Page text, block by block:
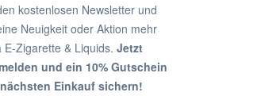
kostenlosen Newsletter und
Neuigkeit oder Aktion mehr
E-Zigarette & Liquids.Jetzt
und ein 10% Gutschein
Einkauf sichern!